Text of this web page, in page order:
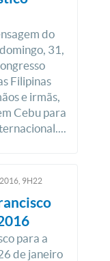
do
31,
Filipinas
e irmãs,
Cebu para
9H22
para a
de janeiro